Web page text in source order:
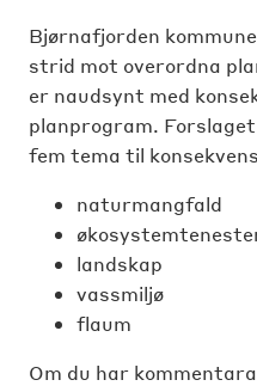
Bjørnafjorden
strid mot overordna
er naudsynt med
planprogram.
fem tema til
naturmangfald
landskap
vassmiljø
flaum
Om du har